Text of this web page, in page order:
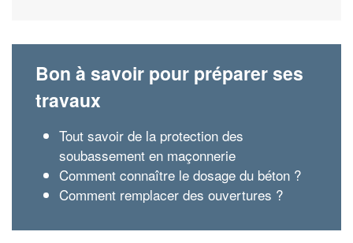
Bon à savoir pour préparer ses
travaux
Tout savoir de la protection des
soubassement en maçonnerie
Comment connaître le dosage du béton ?
Comment remplacer des ouvertures ?